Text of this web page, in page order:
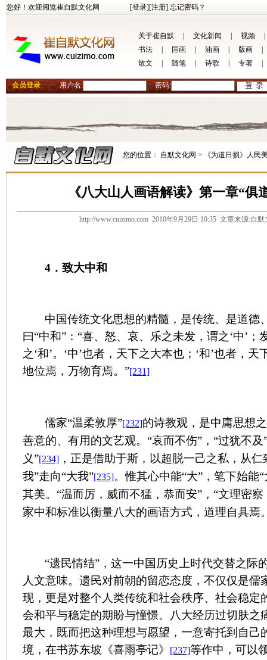
您好！欢迎阅览崔自默文化网 [登录][注册] 忘记密码？
关于崔自默 文化新闻 视频
书法
国画 油画 版画
散文
随笔 诗歌 专著
会员登录 用户名: 密码:
您的位置： 自默文化网 > 《为道日损》人民
《八大山人画语解读》第一章“俱
http://www.cuizimo.com 2010年9月29日 10:35 文章来源:自
4 ．致大中和
中国传统文化思想的精髓，是传统、是道德
曰“中和”：“喜、怒、哀、乐之未发，谓之‘中’；
之‘和’。‘中’也者，天下之大本也；‘和’也者，
地位焉，万物育焉。”[231]
儒家“温柔敦厚”[232]的诗教观，是中庸思想
善意的、有用的文艺观。“哀而不伤”，“过犹不及
义”[234] ，正是借助于斯，以超脱一己之私，从
我”走向“大我”[235]。惟其心中能“大”，笔下始能
其美。“温而厉，威而不猛，恭而安”，“文理密察
家中和标准以衡量八大的画语方式，道理自具焉
“遗民情结”，这一中国历史上时代交替之际
人文意味。遗民对前朝的留恋态度，不仅仅是儒
现，更是对整个人类传统和社会秩序、社会稳定
会和平与稳定的期盼与憧憬。八大经历过切肤之
最大，既而把这种理想与愿望，一意寄托到自己
境，在书苏东坡《喜雨亭记》
[237]等作中，可以